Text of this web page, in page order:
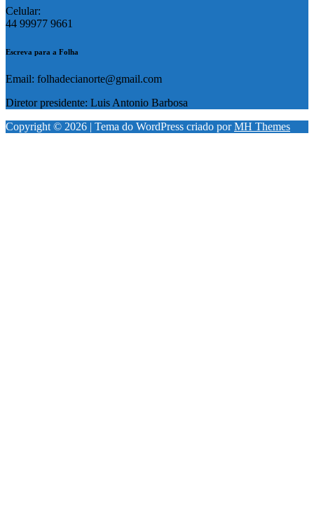
Celular:
44 99977 9661
Escreva para a Folha
Email: folhadecianorte@gmail.com
Diretor presidente: Luis Antonio Barbosa
Copyright © 2026 | Tema do WordPress criado porMH Themes